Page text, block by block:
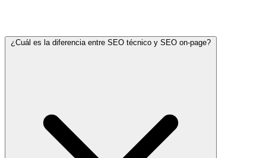
¿Cuál es la diferencia entre SEO técnico y SEO on-page?